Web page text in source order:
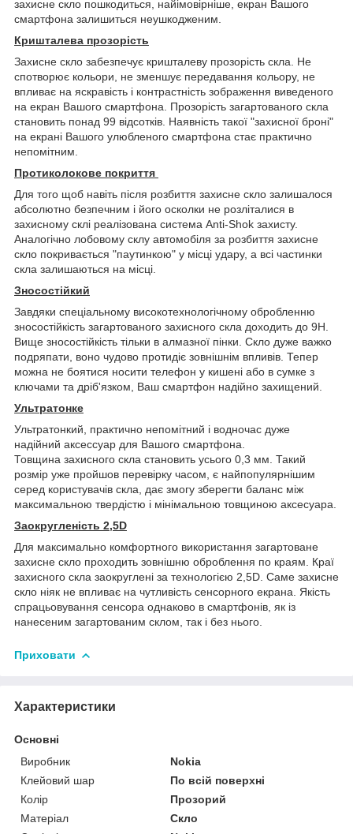
захисне скло пошкодиться, найімовірніше, екран Вашого
смартфона залишиться неушкодженим.
Кришталева прозорість
Захисне скло забезпечує кришталеву прозорість скла. Не
спотворює кольори, не зменшує передавання кольору, не
впливає на яскравість і контрастність зображення виведеного
на екран Вашого смартфона. Прозорість загартованого скла
становить понад 99 відсотків. Наявність такої "захисної броні"
на екрані Вашого улюбленого смартфона стає практично
непомітним.
Протиколокове покриття
Для того щоб навіть після розбиття захисне скло залишалося
абсолютно безпечним і його осколки не розліталися в
захисному склі реалізована система Anti-Shok захисту.
Аналогічно лобовому склу автомобіля за розбиття захисне
скло покривається "паутинкою" у місці удару, а всі частинки
скла залишаються на місці.
Зносостійкий
Завдяки спеціальному високотехнологічному обробленню
зносостійкість загартованого захисного скла доходить до 9H.
Вище зносостійкість тільки в алмазної пінки. Скло дуже важко
подряпати, воно чудово протидіє зовнішнім впливів. Тепер
можна не боятися носити телефон у кишені або в сумке з
ключами та дріб'язком, Ваш смартфон надійно захищений.
Ультратонке
Ультратонкий, практично непомітний і водночас дуже
надійний аксессуар для Вашого смартфона.
Товщина захисного скла становить усього 0,3 мм. Такий
розмір уже пройшов перевірку часом, є найпопулярнішим
серед користувачів скла, дає змогу зберегти баланс між
максимальною твердістю і мінімальною товщиною аксесуара.
Заокругленість 2,5D
Для максимально комфортного використання загартоване
захисне скло проходить зовнішню оброблення по краям. Краї
захисного скла заокруглені за технологією 2,5D. Саме захисне
скло ніяк не впливає на чутливість сенсорного екрана. Якість
спрацьовування сенсора однаково в смартфонів, як із
нанесеним загартованим склом, так і без нього.
Приховати
Характеристики
Основні
Виробник
Nokia
Клейовий шар
По всій поверхні
Колір
Прозорий
Матеріал
Скло